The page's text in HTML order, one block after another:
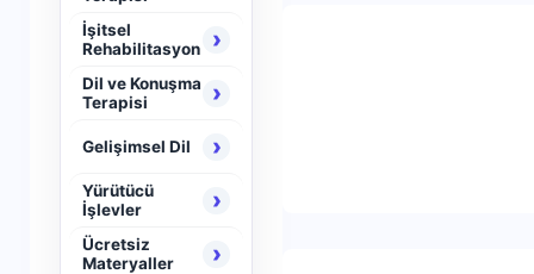
İşitsel
Rehabilitasyon
›
Dil ve Konuşma
Terapisi
›
Gelişimsel Dil ›
Yürütücü
İşlevler
›
Ücretsiz
Materyaller
›